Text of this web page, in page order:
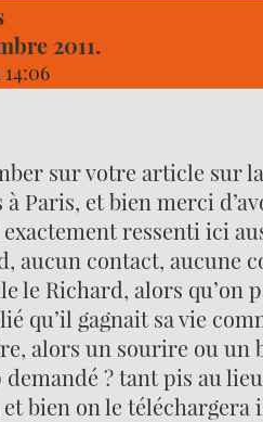
2011.
sur votre article sur
à Paris, et bien merci
exactement ressenti ici
aucun contact, aucune
le Richard, alors qu’on
qu’il gagnait sa vie
alors un sourire ou un
? tant pis au
bien on le téléchargera